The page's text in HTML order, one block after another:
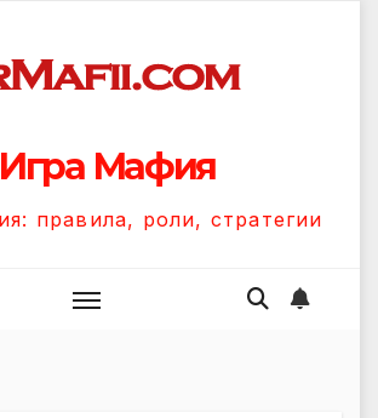
Игра Мафия
правила, роли, стратегии